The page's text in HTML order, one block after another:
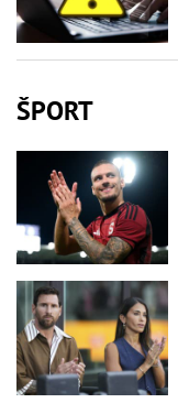
ŠPORT